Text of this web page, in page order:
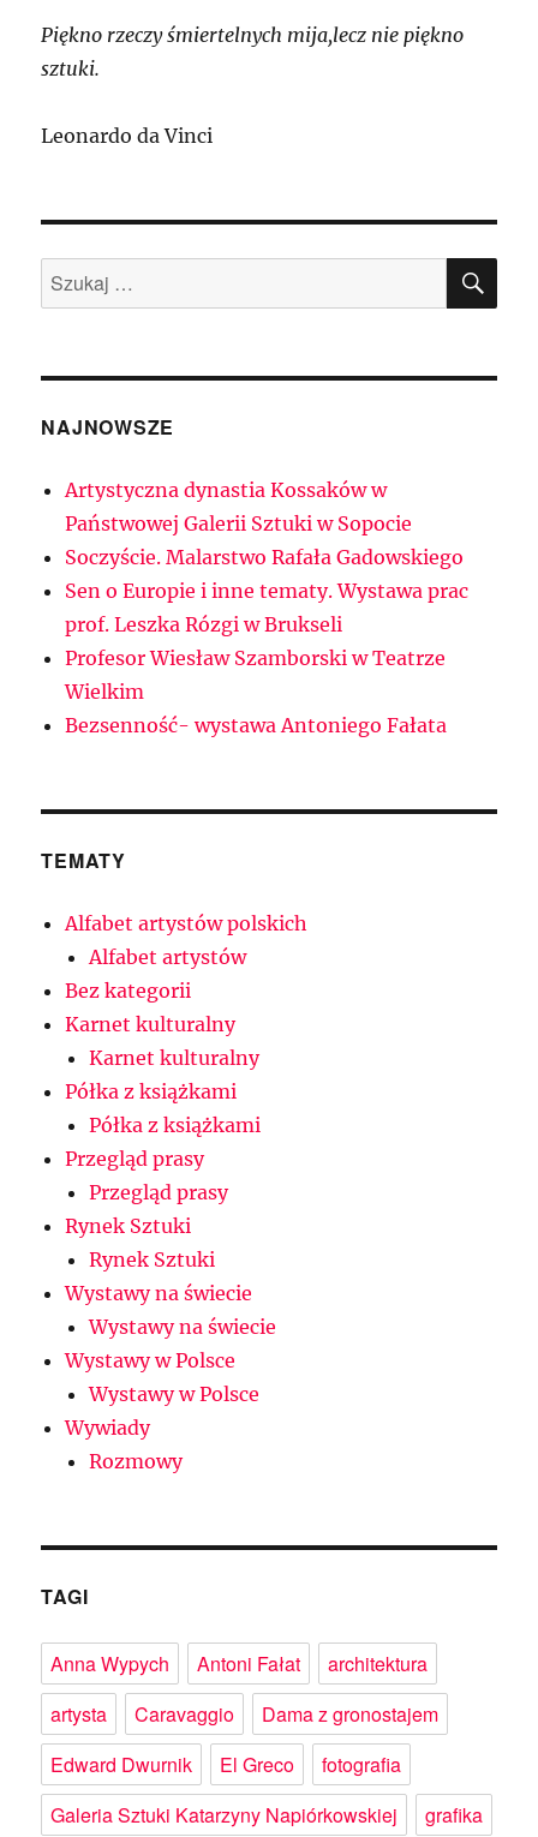
Piękno rzeczy śmiertelnych mija,lecz nie piękno
sztuki.
Leonardo da Vinci
Szukaj:
NAJNOWSZE
Artystyczna dynastia Kossaków w
Państwowej Galerii Sztuki w Sopocie
Soczyście. Malarstwo Rafała Gadowskiego
Sen o Europie i inne tematy. Wystawa prac
prof. Leszka Rózgi w Brukseli
Profesor Wiesław Szamborski w Teatrze
Wielkim
Bezsenność- wystawa Antoniego Fałata
TEMATY
Alfabet artystów polskich
Alfabet artystów
Bez kategorii
Karnet kulturalny
Karnet kulturalny
Półka z książkami
Półka z książkami
Przegląd prasy
Przegląd prasy
Rynek Sztuki
Rynek Sztuki
Wystawy na świecie
Wystawy na świecie
Wystawy w Polsce
Wystawy w Polsce
Wywiady
Rozmowy
TAGI
Anna Wypych Antoni Fałat
architektura
artysta
Caravaggio
Dama z gronostajem
Edward Dwurnik
El Greco
fotografia
Galeria Sztuki Katarzyny Napiórkowskiej
grafika